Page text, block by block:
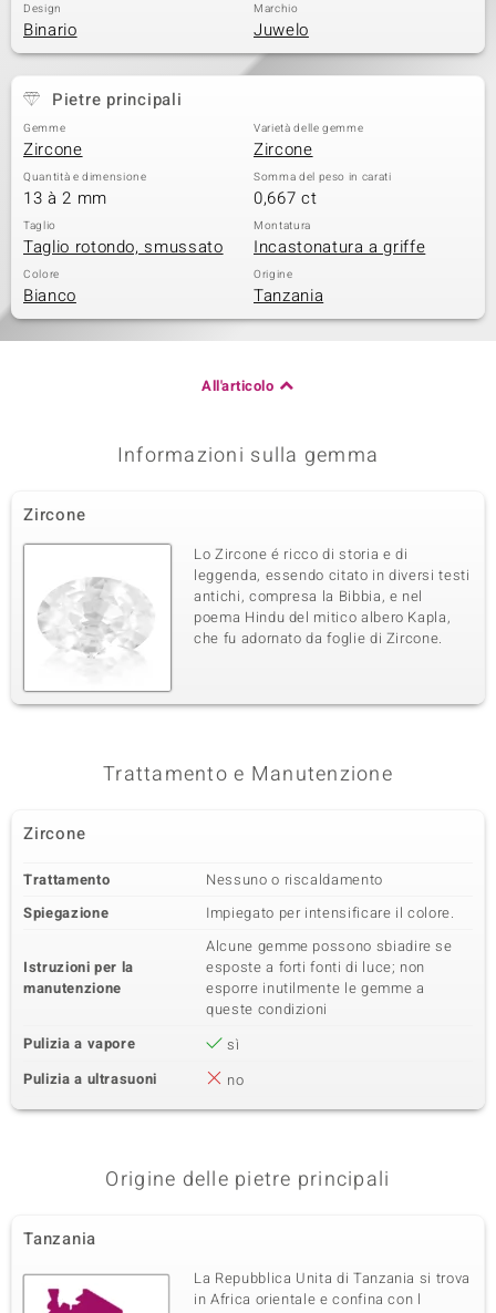
Design
Binario
Marchio
Juwelo
Pietre principali
Gemme
Zircone
Varietà delle gemme
Zircone
Quantità e dimensione
13 à 2 mm
Somma del peso in carati
0,667 ct
Taglio
Taglio rotondo, smussato
Montatura
Incastonatura a griffe
Colore
Bianco
Origine
Tanzania
All'articolo
Informazioni sulla gemma
Zircone
Lo Zircone é ricco di storia e di
leggenda, essendo citato in diversi testi
antichi, compresa la Bibbia, e nel
poema Hindu del mitico albero Kapla,
che fu adornato da foglie di Zircone.
Trattamento e Manutenzione
Zircone
Trattamento
Nessuno o riscaldamento
Spiegazione
Impiegato per intensificare il colore.
Istruzioni per la
manutenzione
Alcune gemme possono sbiadire se
esposte a forti fonti di luce; non
esporre inutilmente le gemme a
queste condizioni
Pulizia a vapore
sì
Pulizia a ultrasuoni
no
Origine delle pietre principali
Tanzania
La Repubblica Unita di Tanzania si trova
in Africa orientale e confina con l